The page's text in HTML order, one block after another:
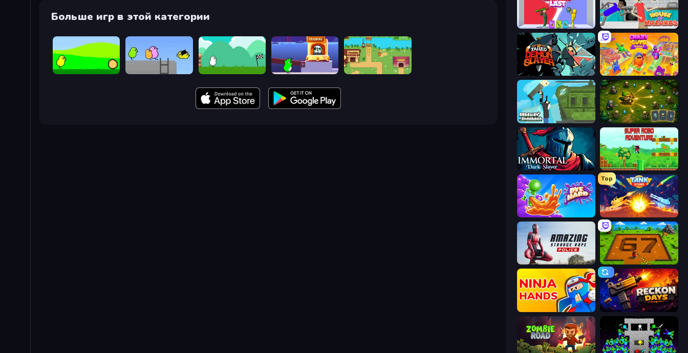
Больше игр в этой категории
Duck Life Duck Life 2 Duck Life: Space
Who Dies Last? House of Hazards
Tailed Demon Slayer Crazy Guys
Getaway Shootout Tiny Ranger
Immortal: Dark Slayer Super Robo - Adventure
Dye Hard
Top
Tank Stars
Amazing Strange Rope Police Obby: Dig Brainrots
Ninja Hands Reckon Days